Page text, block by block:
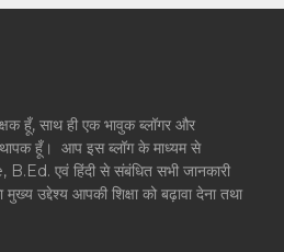
हूँ, साथ ही एक भावुक ब्लॉगर और
हूँ। आप इस ब्लॉग के माध्यम से
एवं हिंदी से संबंधित सभी जानकारी
उद्देश्य आपकी शिक्षा को बढ़ावा देना तथा